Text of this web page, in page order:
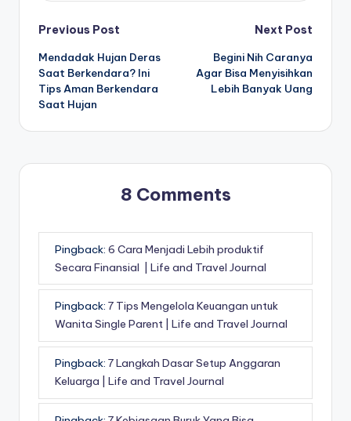
Post
navigation
Previous Post
Mendadak Hujan Deras
Saat Berkendara? Ini
Tips Aman Berkendara
Saat Hujan
Next Post
Begini Nih Caranya
Agar Bisa Menyisihkan
Lebih Banyak Uang
8 Comments
Pingback: 6 Cara Menjadi Lebih produktif
Secara Finansial | Life and Travel Journal
Pingback: 7 Tips Mengelola Keuangan untuk
Wanita Single Parent | Life and Travel Journal
Pingback: 7 Langkah Dasar Setup Anggaran
Keluarga | Life and Travel Journal